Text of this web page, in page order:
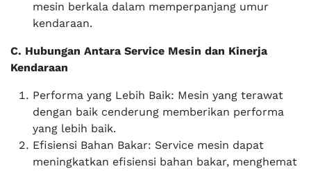
mesin berkala dalam memperpanjang umur
kendaraan.
C. Hubungan Antara Service Mesin dan Kinerja
Kendaraan
Performa yang Lebih Baik: Mesin yang terawat
dengan baik cenderung memberikan performa
yang lebih baik.
Efisiensi Bahan Bakar: Service mesin dapat
meningkatkan efisiensi bahan bakar, menghemat